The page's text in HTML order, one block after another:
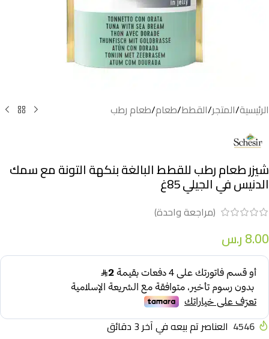
الرئيسية/المتجر/القطط/طعام/طعام رطب
شيزر طعام رطب للقطط البالغة بنكهة التونة مع سمك
الدنيس في الجيلي 85غ
(مراجعة واحدة)
8.00ر.س
4546 العناصر تم بيعه في آخر 3 دقائق